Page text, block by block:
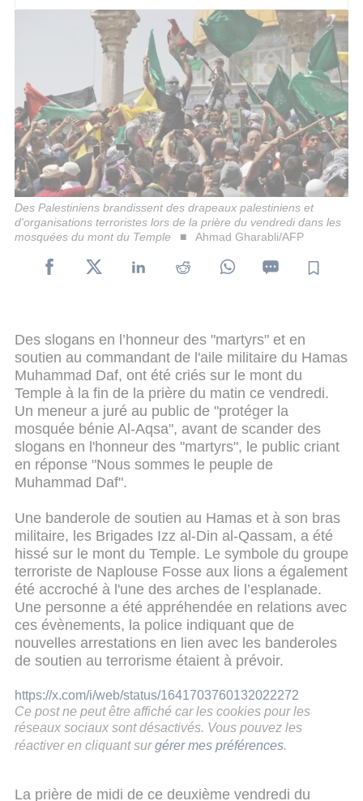
Des Palestiniens brandissent des drapeaux palestiniens et
d'organisations terroristes lors de la prière du vendredi dans les
mosquées du mont du Temple
Ahmad Gharabli/AFP
Des slogans en l’honneur des "martyrs" et en
soutien au commandant de l'aile militaire du Hamas
Muhammad Daf, ont été criés sur le mont du
Temple à la fin de la prière du matin ce vendredi.
Un meneur a juré au public de "protéger la
mosquée bénie Al-Aqsa", avant de scander des
slogans en l'honneur des "martyrs", le public criant
en réponse "Nous sommes le peuple de
Muhammad Daf".
Une banderole de soutien au Hamas et à son bras
militaire, les Brigades Izz al-Din al-Qassam, a été
hissé sur le mont du Temple. Le symbole du groupe
terroriste de Naplouse Fosse aux lions a également
été accroché à l'une des arches de l’esplanade.
Une personne a été appréhendée en relations avec
ces évènements, la police indiquant que de
nouvelles arrestations en lien avec les banderoles
de soutien au terrorisme étaient à prévoir.
https://x.com/i/web/status/1641703760132022272
Ce post ne peut être affiché car les cookies pour les
réseaux sociaux sont désactivés. Vous pouvez les
réactiver en cliquant sur gérer mes préférences.
La prière de midi de ce deuxième vendredi du